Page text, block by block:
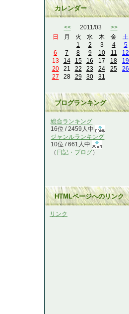
カレンダー
<<2011/03 >>
日
月 火 水 木 金
土
1
2 3 4
5
6
7 8 9 10 11
12
13
14 15 16 17 18
19
20
21 22 23 24 25
26
27
28 29 30 31
ブログランキング
総合ランキング
16位 / 2459人中
ジャンルランキング
10位 / 661人中
（ 日記・ブログ）
HTMLページへのリンク
リンク